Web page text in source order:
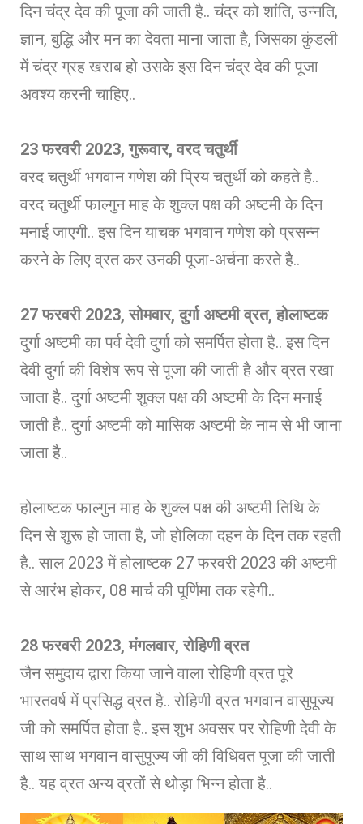
दिन चंद्र देव की पूजा की जाती है.. चंद्र को शांति, उन्नति,
ज्ञान, बुद्धि और मन का देवता माना जाता है, जिसका कुंडली
में चंद्र ग्रह खराब हो उसके इस दिन चंद्र देव की पूजा
अवश्य करनी चाहिए..
23 फरवरी 2023, गुरूवार, वरद चतुर्थी
वरद चतुर्थी भगवान गणेश की प्रिय चतुर्थी को कहते है..
वरद चतुर्थी फाल्गुन माह के शुक्ल पक्ष की अष्टमी के दिन
मनाई जाएगी.. इस दिन याचक भगवान गणेश को प्रसन्न
करने के लिए व्रत कर उनकी पूजा-अर्चना करते है..
27 फरवरी 2023, सोमवार, दुर्गा अष्टमी व्रत, होलाष्टक
दुर्गा अष्टमी का पर्व देवी दुर्गा को समर्पित होता है.. इस दिन
देवी दुर्गा की विशेष रूप से पूजा की जाती है और व्रत रखा
जाता है.. दुर्गा अष्टमी शुक्ल पक्ष की अष्टमी के दिन मनाई
जाती है.. दुर्गा अष्टमी को मासिक अष्टमी के नाम से भी जाना
जाता है..
होलाष्टक फाल्गुन माह के शुक्ल पक्ष की अष्टमी तिथि के
दिन से शुरू हो जाता है, जो होलिका दहन के दिन तक रहती
है.. साल 2023 में होलाष्टक 27 फरवरी 2023 की अष्टमी
से आरंभ होकर, 08 मार्च की पूर्णिमा तक रहेगी..
28 फरवरी 2023, मंगलवार, रोहिणी व्रत
जैन समुदाय द्वारा किया जाने वाला रोहिणी व्रत पूरे
भारतवर्ष में प्रसिद्ध व्रत है.. रोहिणी व्रत भगवान वासुपूज्य
जी को समर्पित होता है.. इस शुभ अवसर पर रोहिणी देवी के
साथ साथ भगवान वासुपूज्य जी की विधिवत पूजा की जाती
है.. यह व्रत अन्य व्रतों से थोड़ा भिन्न होता है..